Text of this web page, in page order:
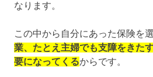
なります。
この中から自分にあった保険を
業、たとえ主婦でも支障をきた
要になってくるからです。